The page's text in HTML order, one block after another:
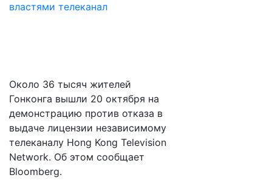
Около 36 тысяч жителей
Гонконга вышли 20 октября на
демонстрацию против отказа в
выдаче лицензии независимому
телеканалу Hong Kong Television
Network. Об этом сообщает
Bloomberg.